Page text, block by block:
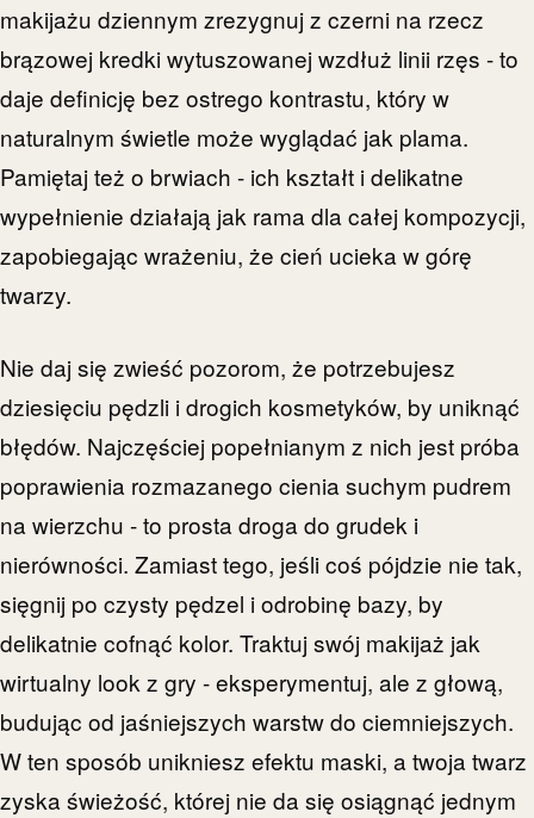
makijażu dziennym zrezygnuj z czerni na rzecz
brązowej kredki wytuszowanej wzdłuż linii rzęs - to
daje definicję bez ostrego kontrastu, który w
naturalnym świetle może wyglądać jak plama.
Pamiętaj też o brwiach - ich kształt i delikatne
wypełnienie działają jak rama dla całej kompozycji,
zapobiegając wrażeniu, że cień ucieka w górę
twarzy.
Nie daj się zwieść pozorom, że potrzebujesz
dziesięciu pędzli i drogich kosmetyków, by uniknąć
błędów. Najczęściej popełnianym z nich jest próba
poprawienia rozmazanego cienia suchym pudrem
na wierzchu - to prosta droga do grudek i
nierówności. Zamiast tego, jeśli coś pójdzie nie tak,
sięgnij po czysty pędzel i odrobinę bazy, by
delikatnie cofnąć kolor. Traktuj swój makijaż jak
wirtualny look z gry - eksperymentuj, ale z głową,
budując od jaśniejszych warstw do ciemniejszych.
W ten sposób unikniesz efektu maski, a twoja twarz
zyska świeżość, której nie da się osiągnąć jednym